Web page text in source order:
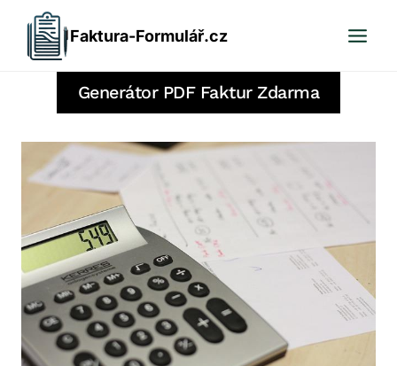
Přeskočit
obsah
Faktura-Formulář.cz
Generátor PDF Faktur Zdarma